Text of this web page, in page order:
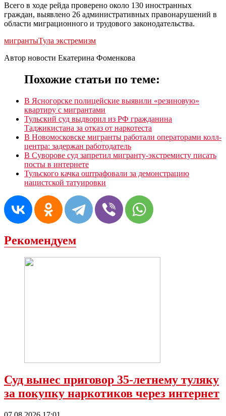
Всего в ходе рейда проверено около 130 иностранных
граждан, выявлено 26 административных правонарушений в
области миграционного и трудового законодательства.
мигрантыТула экстремизм
Автор новости Екатерина Фоменкова
Похожие статьи по теме:
В Ясногорске полицейские выявили «резиновую»
квартиру с мигрантами
Тульский суд выдворил из РФ гражданина
Таджикистана за отказ от наркотеста
В Новомосковске мигранты работали операторами колл-
центра: задержан работодатель
В Суворове суд запретил мигранту-экстремисту писать
посты в интернете
Тульского качка оштрафовали за демонстрацию
нацистской татуировки
Рекомендуем
Суд вынес приговор 35-летнему туляку
за покупку наркотиков через интернет